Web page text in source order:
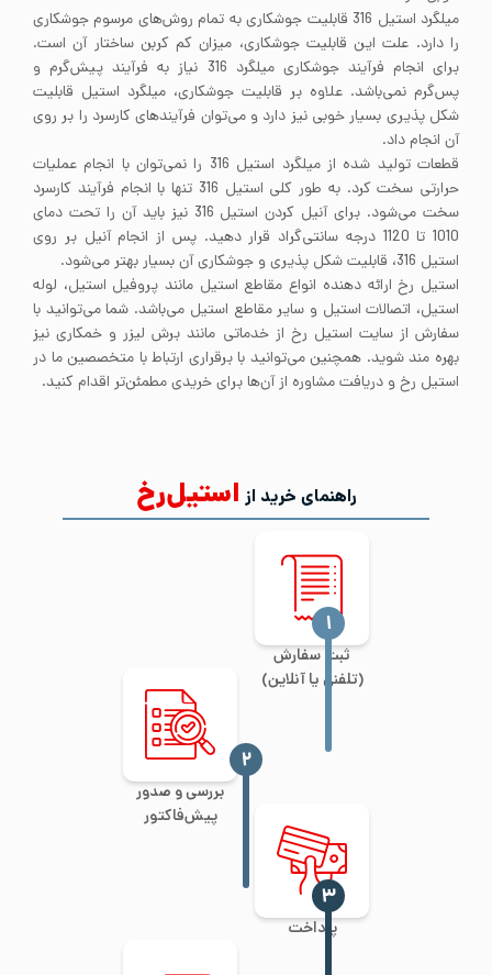
میلگرد استیل 316 قابلیت جوشکاری به تمام روش‌های مرسوم جوشکاری
را دارد. علت این قابلیت جوشکاری، میزان کم کربن ساختار آن است.
برای انجام فرآیند جوشکاری میلگرد 316 نیاز به فرآیند پیش‌گرم و
پس‌گرم نمی‌باشد. علاوه بر قابلیت جوشکاری، میلگرد استیل قابلیت
شکل پذیری بسیار خوبی نیز دارد و می‌توان فرآیندهای کارسرد را بر روی
آن انجام داد.
قطعات تولید شده از میلگرد استیل 316 را نمی‌توان با انجام عملیات
حرارتی سخت کرد. به طور کلی استیل 316 تنها با انجام فرآیند کارسرد
سخت می‌شود. برای آنیل کردن استیل 316 نیز باید آن را تحت دمای
1010 تا 1120 درجه سانتی‌گراد قرار دهید. پس از انجام آنیل بر روی
استیل 316، قابلیت شکل پذیری و جوشکاری آن بسیار بهتر می‌شود.
استیل رخ ارائه دهنده انواع مقاطع استیل مانند پروفیل استیل، لوله
استیل، اتصالات استیل و سایر مقاطع استیل می‌باشد. شما می‌توانید با
سفارش از سایت استیل رخ از خدماتی مانند برش لیزر و خمکاری نیز
بهره مند شوید. همچنین می‌توانید با برقراری ارتباط با متخصصین ما در
استیل رخ و دریافت مشاوره از آن‌ها برای خریدی مطمئن‌تر اقدام کنید.
راهنمای خرید از استیل‌رخ
ثبت سفارش
(تلفنی یا آنلاین)
‍۱
بررسی و صدور
پیش‌فاکتور
‍۲
پرداخت
‍۳